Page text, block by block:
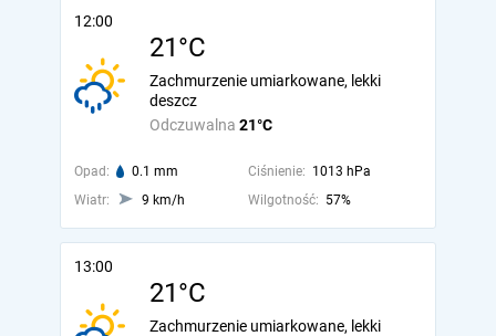
12:00
21°C
Odczuwalna 21°C
Zachmurzenie umiarkowane, lekki
deszcz
Opad: 0.1 mm Ciśnienie: 1013 hPa
Wiatr:
9 km/h Wilgotność: 57%
13:00
21°C
Zachmurzenie umiarkowane, lekki